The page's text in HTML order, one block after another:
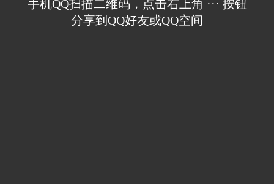
手机QQ扫描二维码，点击右上角 ··· 按钮
分享到QQ好友或QQ空间